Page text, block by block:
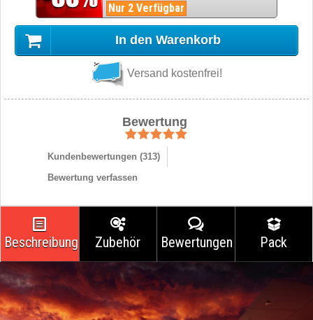
Nur 2 Verfügbar
In den Warenkorb
Versand kostenfrei!
Bewertung
Kundenbewertungen (313)
Bewertung verfassen
Beschreibung Zubehör Bewertungen Pack